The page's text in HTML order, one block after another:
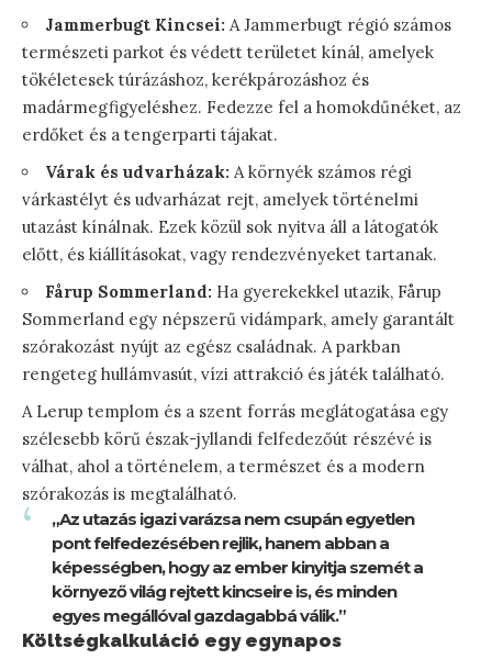
Jammerbugt Kincsei: A Jammerbugt régió számos
természeti parkot és védett területet kínál, amelyek
tökéletesek túrázáshoz, kerékpározáshoz és
madármegfigyeléshez. Fedezze fel a homokdűnéket, az
erdőket és a tengerparti tájakat.
Várak és udvarházak: A környék számos régi
várkastélyt és udvarházat rejt, amelyek történelmi
utazást kínálnak. Ezek közül sok nyitva áll a látogatók
előtt, és kiállításokat, vagy rendezvényeket tartanak.
Fårup Sommerland: Ha gyerekekkel utazik, Fårup
Sommerland egy népszerű vidámpark, amely garantált
szórakozást nyújt az egész családnak. A parkban
rengeteg hullámvasút, vízi attrakció és játék található.
A Lerup templom és a szent forrás meglátogatása egy
szélesebb körű észak-jyllandi felfedezőút részévé is
válhat, ahol a történelem, a természet és a modern
szórakozás is megtalálható.
„Az utazás igazi varázsa nem csupán egyetlen
pont felfedezésében rejlik, hanem abban a
képességben, hogy az ember kinyitja szemét a
környező világ rejtett kincseire is, és minden
egyes megállóval gazdagabbá válik.”
Költségkalkuláció egy egynapos